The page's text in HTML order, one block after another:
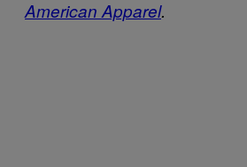
American Apparel.